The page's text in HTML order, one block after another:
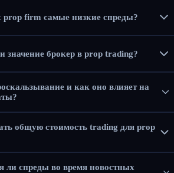
prop firm самые низкие спреды?
значение брокер в prop trading?
и как оно влияет на
общую стоимость trading для prop
ли спреды во время новостных